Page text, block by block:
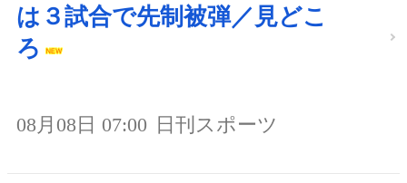
は３試合で先制被弾／見どこ
ろ
08月08日 07:00 日刊スポーツ